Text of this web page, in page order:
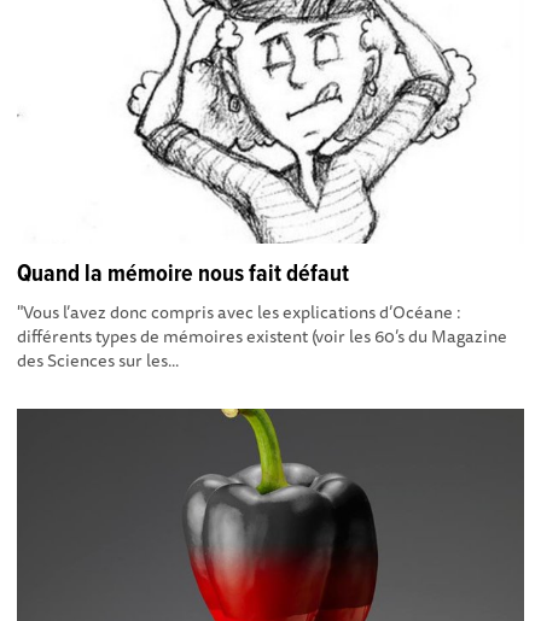
Quand la mémoire nous fait défaut
"Vous l’avez donc compris avec les explications d’Océane :
différents types de mémoires existent (voir les 60’s du Magazine
des Sciences sur les...